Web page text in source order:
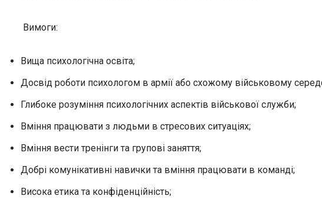
Вимоги:
Вища психологічна освіта;
Досвід роботи психологом в армії або схожому військовому
Глибоке розуміння психологічних аспектів військової служби;
Вміння працювати з людьми в стресових ситуаціях;
Вміння вести тренінги та групові заняття;
Добрі комунікативні навички та вміння працювати в команді;
Висока етика та конфіденційність;